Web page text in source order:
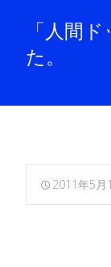
「人間
た。
2011年5月